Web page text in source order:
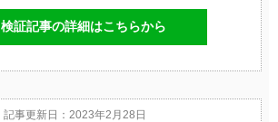
検証記事の詳細はこちらから
記事更新日：2023年2月28日